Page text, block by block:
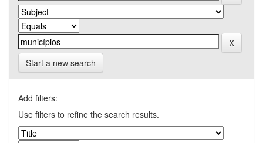
Start a new search
Add filters:
Use filters to refine the search results.